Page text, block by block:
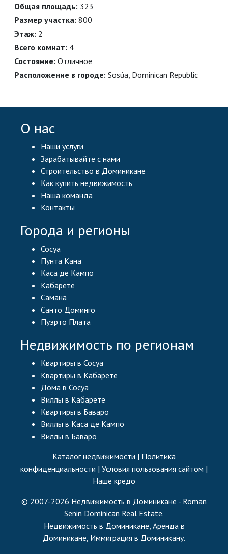
Общая площадь: 323
Размер участка: 800
Этаж: 2
Всего комнат: 4
Состояние: Отличное
Расположение в городе: Sosúa, Dominican Republic
О нас
Наши услуги
Зарабатывайте с нами
Строительство в Доминикане
Как купить недвижимость
Наша команда
Контакты
Города и регионы
Сосуа
Пунта Кана
Каса де Кампо
Кабарете
Самана
Санто Доминго
Пуэрто Плата
Недвижимость по регионам
Квартиры в Сосуа
Квартиры в Кабарете
Дома в Сосуа
Виллы в Кабарете
Квартиры в Баваро
Виллы в Каса де Кампо
Виллы в Баваро
Каталог недвижимости | Политика
конфиденциальности | Условия пользования сайтом |
Наше кредо
© 2007-2026 Недвижимость в Доминикане - Roman
Senin Dominican Real Estate.
Недвижимость в Доминикане, Аренда в
Доминикане, Иммиграция в Доминикану.